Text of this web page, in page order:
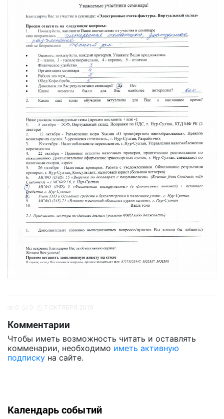
Комментарии
Чтобы иметь возможность читать и оставлять
комменарии, необходимо иметь активную
подписку на сайте.
Календарь событий